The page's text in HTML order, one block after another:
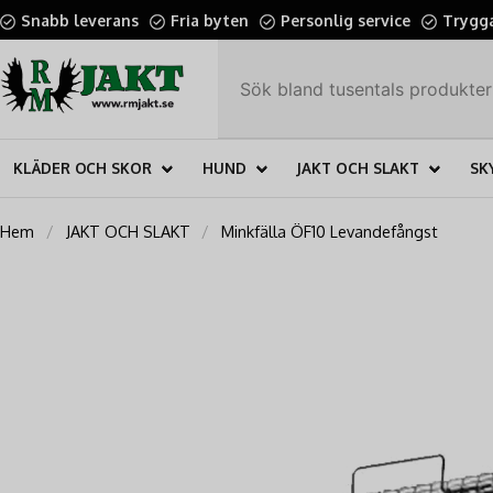
Snabb leverans Fria byten Personlig service
KLÄDER OCH SKOR HUND JAKT OCH SLAKT
Hem JAKT OCH SLAKT Minkfälla ÖF10 Levandefångst